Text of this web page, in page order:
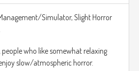
Simulator, Slight Horror
people who like somewhat relaxing
slow/atmospheric horror.